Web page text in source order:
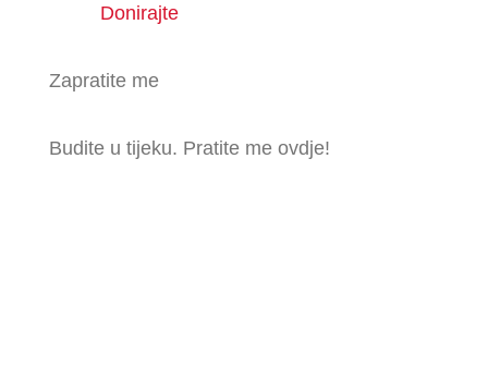
Donirajte
Zapratite me
Budite u tijeku. Pratite me ovdje!